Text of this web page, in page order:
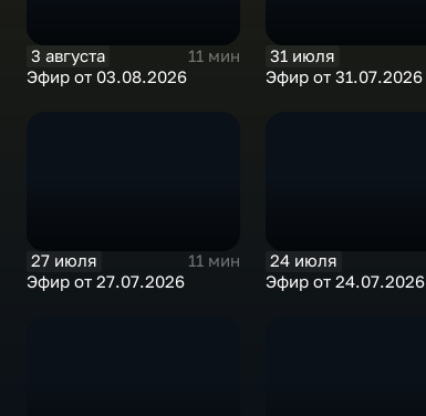
3 августа
11 мин
Эфир от 03.08.2026
31 июля
Эфир от 31.07.2026
27 июля
11 мин
Эфир от 27.07.2026
24 июля
Эфир от 24.07.2026